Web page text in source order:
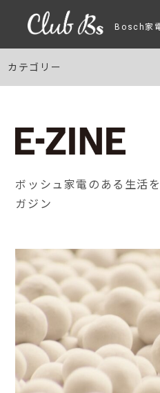
Bosch家
カテゴリー
ボッシュ家電のある生活
ガジン